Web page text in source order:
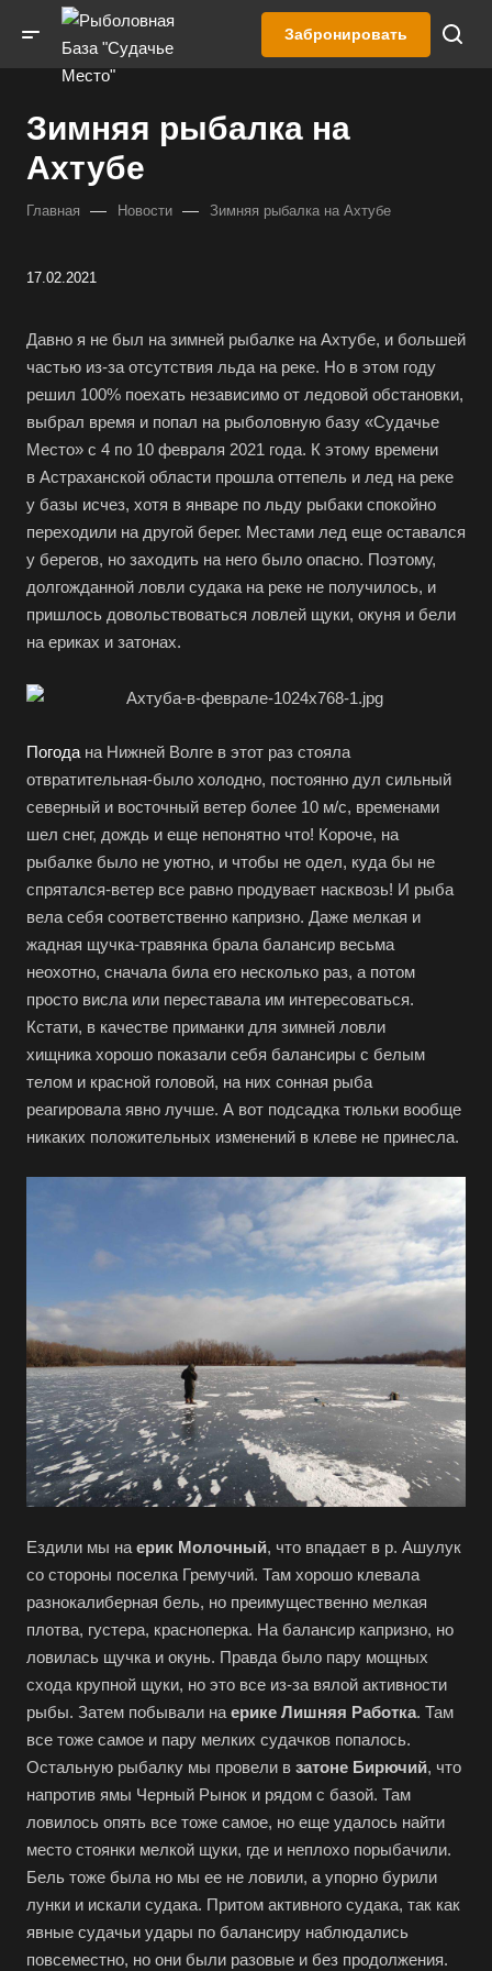
Забронировать
Зимняя рыбалка на
Ахтубе
Главная — Новости — Зимняя рыбалка на Ахтубе
17.02.2021
Давно я не был на зимней рыбалке на Ахтубе, и большей
частью из-за отсутствия льда на реке. Но в этом году
решил 100% поехать независимо от ледовой обстановки,
выбрал время и попал на рыболовную базу «Судачье
Место» с 4 по 10 февраля 2021 года. К этому времени
в Астраханской области прошла оттепель и лед на реке
у базы исчез, хотя в январе по льду рыбаки спокойно
переходили на другой берег. Местами лед еще оставался
у берегов, но заходить на него было опасно. Поэтому,
долгожданной ловли судака на реке не получилось, и
пришлось довольствоваться ловлей щуки, окуня и бели
на ериках и затонах.
Погода на Нижней Волге в этот раз стояла
отвратительная-было холодно, постоянно дул сильный
северный и восточный ветер более 10 м/с, временами
шел снег, дождь и еще непонятно что! Короче, на
рыбалке было не уютно, и чтобы не одел, куда бы не
спрятался-ветер все равно продувает насквозь! И рыба
вела себя соответственно капризно. Даже мелкая и
жадная щучка-травянка брала балансир весьма
неохотно, сначала била его несколько раз, а потом
просто висла или переставала им интересоваться.
Кстати, в качестве приманки для зимней ловли
хищника хорошо показали себя балансиры с белым
телом и красной головой, на них сонная рыба
реагировала явно лучше. А вот подсадка тюльки вообще
никаких положительных изменений в клеве не принесла.
Ездили мы на ерик Молочный, что впадает в р. Ашулук
со стороны поселка Гремучий. Там хорошо клевала
разнокалиберная бель, но преимущественно мелкая
плотва, густера, красноперка. На балансир капризно, но
ловилась щучка и окунь. Правда было пару мощных
схода крупной щуки, но это все из-за вялой активности
рыбы. Затем побывали на ерике Лишняя Работка. Там
все тоже самое и пару мелких судачков попалось.
Остальную рыбалку мы провели в затоне Бирючий, что
напротив ямы Черный Рынок и рядом с базой. Там
ловилось опять все тоже самое, но еще удалось найти
место стоянки мелкой щуки, где и неплохо порыбачили.
Бель тоже была но мы ее не ловили, а упорно бурили
лунки и искали судака. Притом активного судака, так как
явные судачьи удары по балансиру наблюдались
повсеместно, но они были разовые и без продолжения.